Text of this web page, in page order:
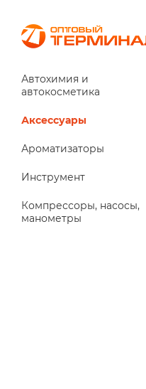
Автохимия и
автокосметика
Аксессуары
Ароматизаторы
Инструмент
Компрессоры, насосы,
манометры